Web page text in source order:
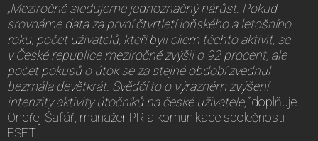
„Meziročně sledujeme jednoznačný nárůst. Pokud
srovnáme data za první čtvrtletí loňského a letošního
roku, počet uživatelů, kteří byli cílem těchto aktivit, se
v České republice meziročně zvýšil o 92 procent, ale
počet pokusů o útok se za stejné období zvednul
bezmála devětkrát. Svědčí to o výrazném zvýšení
intenzity aktivity útočníků na české uživatele,“doplňuje
Ondřej Šafář, manažer PR a komunikace společnosti
ESET.